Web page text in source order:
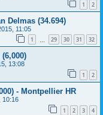
1 2
Delmas (34.694)
11:05
1 29 30 31 32
13:08
1 2
- Montpellier HR
10:16
1 2 3 4